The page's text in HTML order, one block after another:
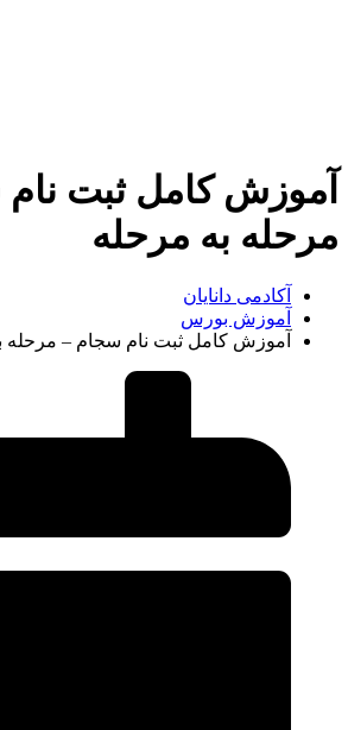
آموزش کامل ثبت
مرحله به مرحله
آکادمی دانایان
آموزش بورس
آموزش کامل ثبت نام سجام – مرحله